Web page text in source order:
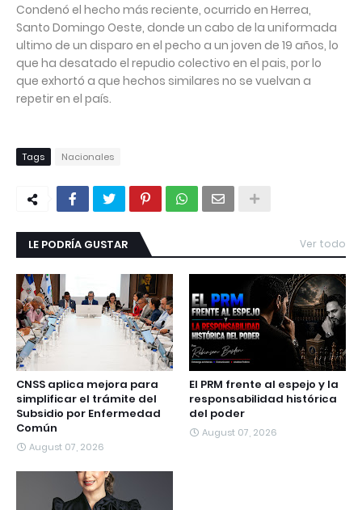
Condenó el hecho más reciente, ocurrido en Herrea,
Santo Domingo Oeste, donde un cabo de la uniformada
ultimo de un disparo en el pecho a un joven de 19 años, lo
que ha desatado el repudio colectivo en el pais, por lo
que exhortó a que hechos similares no se vuelvan a
repetir en el país.
Tags Nacionales
LE PODRÍA GUSTAR Ver todo
CNSS aplica mejora para
simplificar el trámite del
Subsidio por Enfermedad
Común
August 07, 2026
El PRM frente al espejo y la
responsabilidad histórica
del poder
August 07, 2026